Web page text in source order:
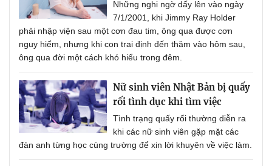
Những nghi ngờ dấy lên vào ngày
7/1/2001, khi Jimmy Ray Holder
phải nhập viện sau một cơn đau tim, ông qua được cơn
nguy hiểm, nhưng khi con trai định đến thăm vào hôm sau,
ông qua đời một cách khó hiểu trong đêm.
Nữ sinh viên Nhật Bản bị quấy
rối tình dục khi tìm việc
Tình trạng quấy rối thường diễn ra
khi các nữ sinh viên gặp mặt các
đàn anh từng học cùng trường để xin lời khuyên về việc làm.